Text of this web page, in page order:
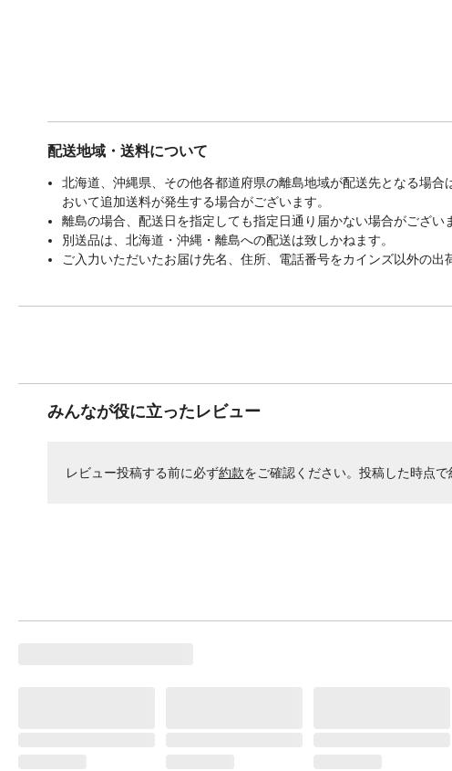
配送地域・送料について
北海道、沖縄県、その他各都道府県の離島地域が配送先となる場
おいて追加送料が発生する場合がございます。
離島の場合、配送日を指定しても指定日通り届かない場合がござい
別送品は、北海道・沖縄・離島への配送は致しかねます。
ご入力いただいたお届け先名、住所、電話番号をカインズ以外の
みんなが役に立ったレビュー
レビュー投稿する前に必ず約款をご確認ください。投稿した時点